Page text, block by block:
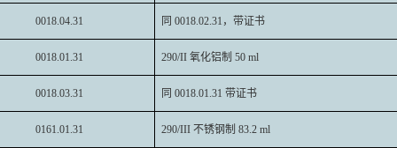
0018.04.31 同 0018.02.31，带证书
0018.01.31 290/II 氧化铝制 50 ml
0018.03.31 同 0018.01.31 带证书
0161.01.31 290/III 不锈钢制 83.2 ml